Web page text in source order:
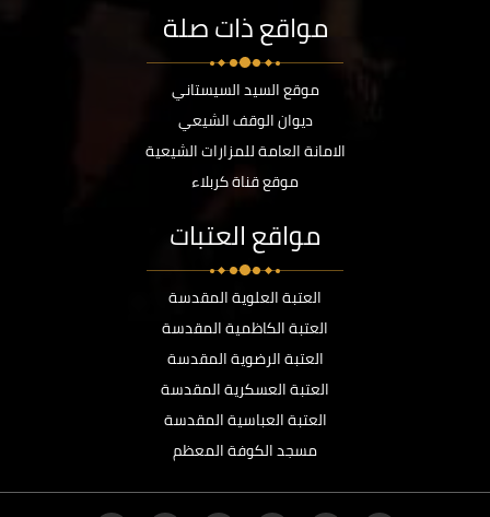
مواقع ذات صلة
موقع السيد السيستاني
ديوان الوقف الشيعي
الامانة العامة للمزارات الشيعية
موقع قناة كربلاء
مواقع العتبات
العتبة العلوية المقدسة
العتبة الكاظمية المقدسة
العتبة الرضوية المقدسة
العتبة العسكرية المقدسة
العتبة العباسية المقدسة
مسجد الكوفة المعظم